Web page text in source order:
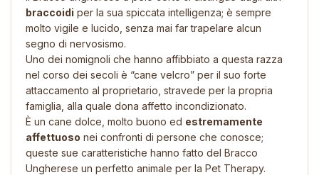
braccoidi per la sua spiccata intelligenza; è sempre
molto vigile e lucido, senza mai far trapelare alcun
segno di nervosismo.
Uno dei nomignoli che hanno affibbiato a questa razza
nel corso dei secoli è “cane velcro” per il suo forte
attaccamento al proprietario, stravede per la propria
famiglia, alla quale dona affetto incondizionato.
È un cane dolce, molto buono ed estremamente
affettuoso nei confronti di persone che conosce;
queste sue caratteristiche hanno fatto del Bracco
Ungherese un perfetto animale per la Pet Therapy.